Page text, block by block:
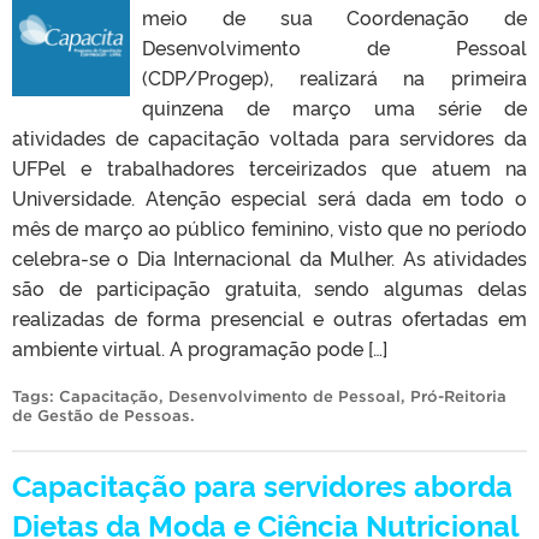
meio de sua Coordenação de
Desenvolvimento de Pessoal
(CDP/Progep), realizará na primeira
quinzena de março uma série de
atividades de capacitação voltada para servidores da
UFPel e trabalhadores terceirizados que atuem na
Universidade. Atenção especial será dada em todo o
mês de março ao público feminino, visto que no período
celebra-se o Dia Internacional da Mulher. As atividades
são de participação gratuita, sendo algumas delas
realizadas de forma presencial e outras ofertadas em
ambiente virtual. A programação pode […]
Tags: Capacitação, Desenvolvimento de Pessoal, Pró-Reitoria
de Gestão de Pessoas.
Capacitação para servidores aborda
Dietas da Moda e Ciência Nutricional